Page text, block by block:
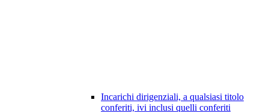
Incarichi dirigenziali, a qualsiasi titolo
conferiti, ivi inclusi quelli conferiti